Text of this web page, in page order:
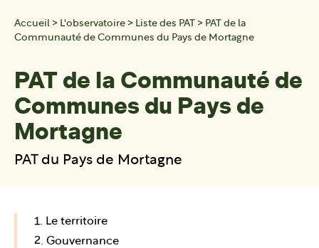
Accueil > L'observatoire > Liste des PAT > PAT de la
Communauté de Communes du Pays de Mortagne
PAT de la Communauté de
Communes du Pays de
Mortagne
PAT du Pays de Mortagne
1. Le territoire
2. Gouvernance